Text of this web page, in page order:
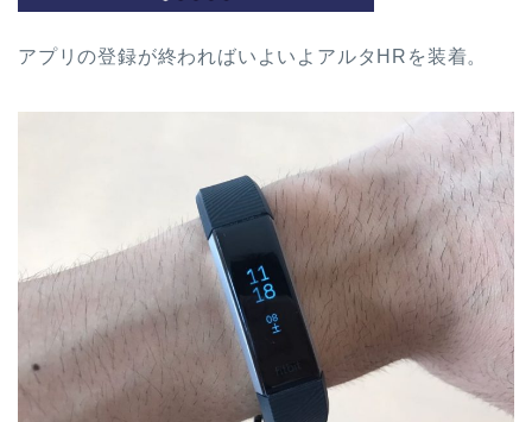
アプリの登録が終わればいよいよアルタHRを装着。